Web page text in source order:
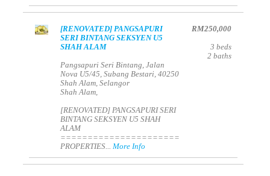
[RENOVATED] PANGSAPURI
SERI BINTANG SEKSYEN U5
SHAH ALAM
Pangsapuri Seri Bintang, Jalan
Nova U5/45, Subang Bestari, 40250
Shah Alam, Selangor
Shah Alam,
[RENOVATED] PANGSAPURI SERI
BINTANG SEKSYEN U5 SHAH
ALAM
======================
PROPERTIES...More Info
RM250,000
3 beds
2 baths